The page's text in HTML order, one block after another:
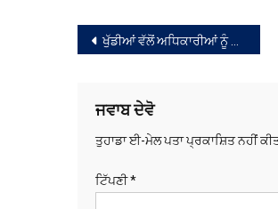
ਸੰਪਾਦਨਾ
ਨੈਵੀਗੇਸ਼ਨ
ਜਵਾਬ ਦੇਵੋ